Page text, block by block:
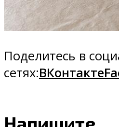
Поделитесь в
сетях:ВКонтакте